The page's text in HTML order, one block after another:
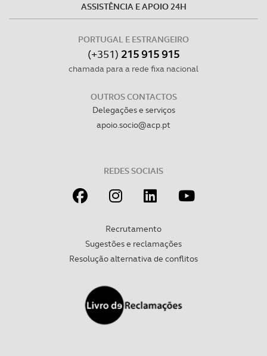
ASSISTÊNCIA E APOIO 24H
PORTUGAL E ESTRANGEIRO
(+351) 215 915 915
chamada para a rede fixa nacional
OUTROS CONTACTOS
Delegações e serviços
apoio.socio@acp.pt
REDES SOCIAIS
Recrutamento
Sugestões e reclamações
Resolução alternativa de conflitos